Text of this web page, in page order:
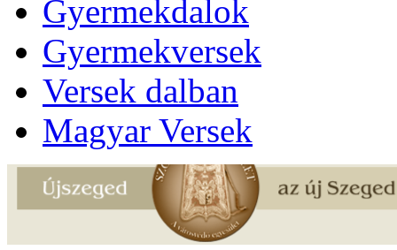
Gyermekdalok
Gyermekversek
Versek dalban
Magyar Versek